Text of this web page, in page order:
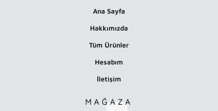
Ana Sayfa
Hakkımızda
Tüm Ürünler
Hesabım
İletişim
MAĞAZA